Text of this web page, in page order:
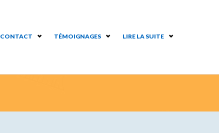
CONTACT TÉMOIGNAGES LIRE LA SUITE